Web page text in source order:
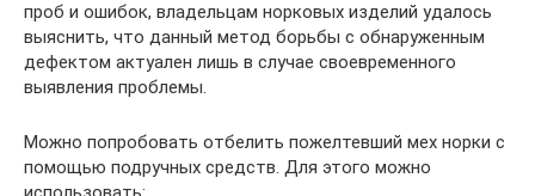
проб и ошибок, владельцам норковых изделий удалось
выяснить, что данный метод борьбы с обнаруженным
дефектом актуален лишь в случае своевременного
выявления проблемы.
Можно попробовать отбелить пожелтевший мех норки с
помощью подручных средств. Для этого можно